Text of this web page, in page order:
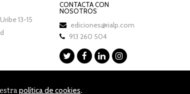
13-15
CONTACTA CON
NOSOTROS
ediciones@rialp.com
913 260 504
política de cookies.